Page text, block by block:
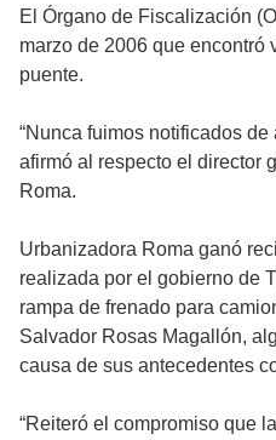
El Órgano de Fiscalización
marzo de 2006 que encontró
puente.
“Nunca fuimos notificados
afirmó al respecto el director
Roma.
Urbanizadora Roma ganó
realizada por el gobierno de
rampa de frenado para
Salvador Rosas Magallón,
causa de sus antecedentes
“Reiteró el compromiso que